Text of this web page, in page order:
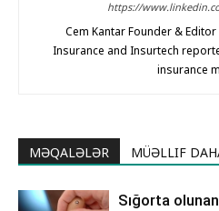
https://
Cem Kantar Founder &
Insurance and Insurtech
insurance
MƏQALƏLƏR MÜƏLLIF
Sığorta